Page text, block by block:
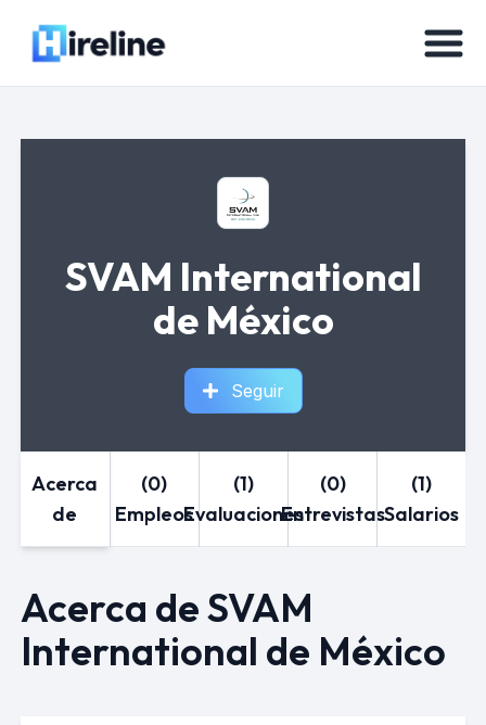
SVAM International
de México
Seguir
Acerca
de
(0)
Empleos
(1)
Evaluaciones
(0)
Entrevistas
(1)
Salarios
Acerca de SVAM
International de México